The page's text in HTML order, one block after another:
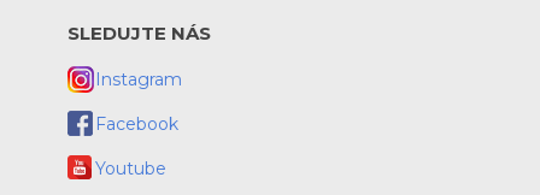
SLEDUJTE NÁS
Instagram
Facebook
Youtube